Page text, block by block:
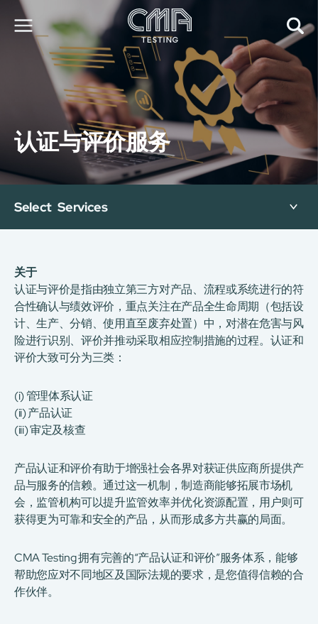
关于我们
我们的服务
加入我们
联络我们
服务申请
工厂服务预约
简
认证与评价服务
Select Services
关于
认证与评价是指由独立第三方对产品、流程或系统进行的符
合性确认与绩效评价，重点关注在产品全生命周期（包括设
计、生产、分销、使用直至废弃处置）中，对潜在危害与风
险进行识别、评价并推动采取相应控制措施的过程。认证和
评价大致可分为三类：
(i) 管理体系认证
(ii) 产品认证
(iii) 审定及核查
产品认证和评价有助于增强社会各界对获证供应商所提供产
品与服务的信赖。通过这一机制，制造商能够拓展市场机
会，监管机构可以提升监管效率并优化资源配置，用户则可
获得更为可靠和安全的产品，从而形成多方共赢的局面。
CMA Testing 拥有完善的“产品认证和评价”服务体系，能够
帮助您应对不同地区及国际法规的要求，是您值得信赖的合
作伙伴。